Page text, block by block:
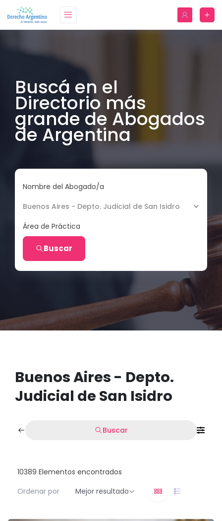
Buscá en el
Directorio más
grande de Abogados
de Argentina
Nombre del Abogado/a
Buenos Aires - Depto. Judicial de San Isidro
Área de Práctica
Buscar
Buenos Aires - Depto.
Judicial de San Isidro
Buscar
10389 Elementos encontrados
Ordenar por
Mejor resultado